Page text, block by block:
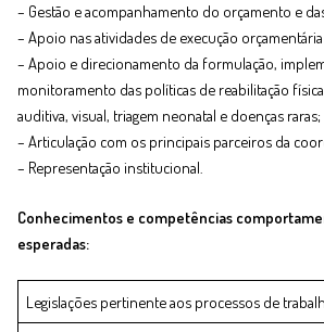
– Gestão e acompanhamento do orçamento e
– Apoio nas atividades de execução
– Apoio e direcionamento da formulação,
monitoramento das políticas de reabilitação
auditiva, visual, triagem neonatal e doenças raras;
– Articulação com os principais parceiros da
– Representação institucional.
Conhecimentos e competências
esperadas:
Legislações pertinente aos processos de